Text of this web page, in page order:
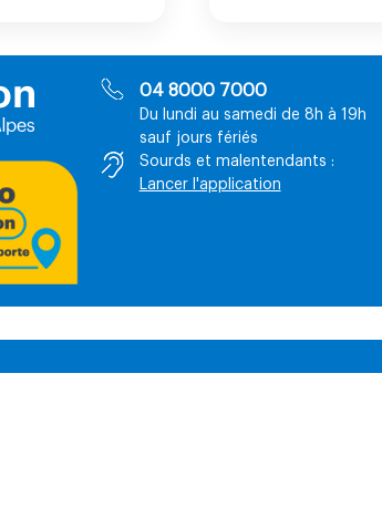
04 8000 7000
Du lundi au samedi de 8h à 19h
sauf jours fériés
Sourds et malentendants :
Lancer l'application